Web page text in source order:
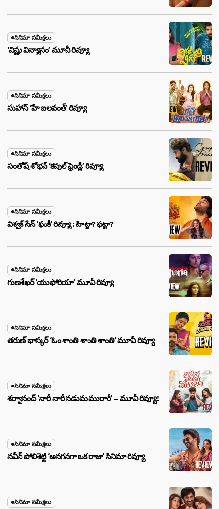
సినిమా సమీక్షలు
‘విష్ణు విన్యాసం’ మూవీ రివ్యూ
సినిమా సమీక్షలు
సుహాస్ ‘హే బలవంత్’ రివ్యూ
సినిమా సమీక్షలు
సంతోష్ శోభన్ ‘కపుల్ ఫ్రెండ్లీ’ రివ్యూ
సినిమా సమీక్షలు
విశ్వక్ సేన్ ‘ఫంకీ’ రివ్యూ : హిట్టా? ఫట్టా?
సినిమా సమీక్షలు
గుణశేఖర్ ‘యుఫోరియా’ మూవీ రివ్యూ
సినిమా సమీక్షలు
తరుణ్ భాస్కర్ ‘ఓం శాంతి శాంతి శాంతి’ మూవీ రివ్యూ
సినిమా సమీక్షలు
శర్వానంద్ ‘నారీ నారీ నడుమ మురారీ’ – మూవీ రివ్యూ!
సినిమా సమీక్షలు
నవీన్ పోలిశెట్టి ‘అనగనగా ఒక రాజు’ సినిమా రివ్యూ
సినిమా సమీక్షలు